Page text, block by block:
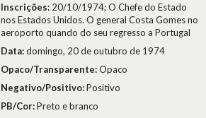
Inscrições: 20/10/1974; O Chefe do Estado
nos Estados Unidos. O general Costa Gomes no
aeroporto quando do seu regresso a Portugal
Data:domingo, 20 de outubro de 1974
Opaco/Transparente:Opaco
Negativo/Positivo:Positivo
PB/Cor:Preto e branco